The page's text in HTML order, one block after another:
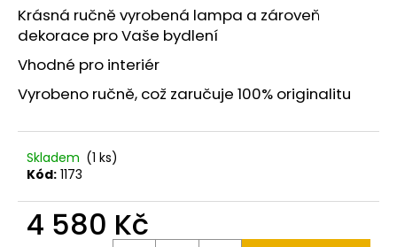
Krásná ručně vyrobená lampa a zároveň
dekorace pro Vaše bydlení
Vhodné pro interiér
Vyrobeno ručně, což zaručuje 100% originalitu
Skladem (1 ks)
Kód: 1173
4 580 Kč
D
o
p
r
u
č
e